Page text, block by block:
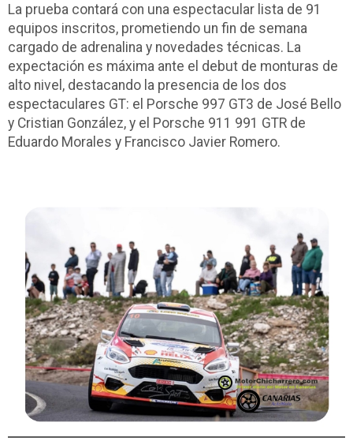
La prueba contará con una espectacular lista de 91
equipos inscritos, prometiendo un fin de semana
cargado de adrenalina y novedades técnicas. La
expectación es máxima ante el debut de monturas de
alto nivel, destacando la presencia de los dos
espectaculares GT: el Porsche 997 GT3 de José Bello
y Cristian González, y el Porsche 911 991 GTR de
Eduardo Morales y Francisco Javier Romero.